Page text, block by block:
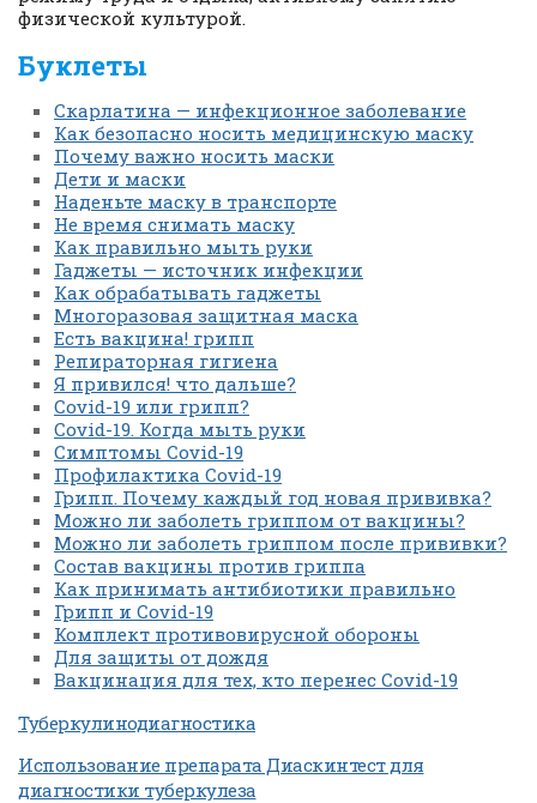
физической культурой.
Буклеты
Скарлатина — инфекционное заболевание
Как безопасно носить медицинскую маску
Почему важно носить маски
Дети и маски
Наденьте маску в транспорте
Не время снимать маску
Как правильно мыть руки
Гаджеты — источник инфекции
Как обрабатывать гаджеты
Многоразовая защитная маска
Есть вакцина! грипп
Репираторная гигиена
Я привился! что дальше?
Covid-19 или грипп?
Covid-19. Когда мыть руки
Симптомы Covid-19
Профилактика Covid-19
Грипп. Почему каждый год новая прививка?
Можно ли заболеть гриппом от вакцины?
Можно ли заболеть гриппом после прививки?
Состав вакцины против гриппа
Как принимать антибиотики правильно
Грипп и Covid-19
Комплект противовирусной обороны
Для защиты от дождя
Вакцинация для тех, кто перенес Covid-19
Туберкулинодиагностика
Использование препарата Диаскинтест для
диагностики туберкулеза